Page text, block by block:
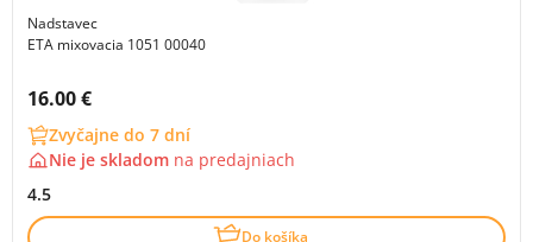
Nadstavec
ETA mixovacia 1051 00040
Cena s DPH:
16.00 €
Zvyčajne do 7 dní
Nie je skladom na predajniach
4.5
Do košíka